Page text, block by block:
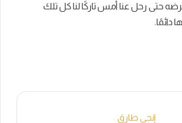
حتى رحل عنا أمس تاركًا لنا كل تلك
دائمًا.
إنجي طارق